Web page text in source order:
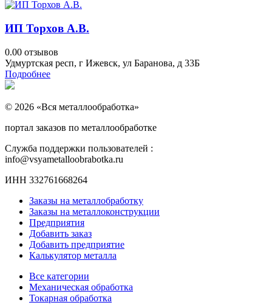
ИП Торхов А.В.
0.00 отзывов
Удмуртская респ, г Ижевск, ул Баранова, д 33Б
Подробнее
© 2026 «Вся металлообработка»
портал заказов по металлообработке
Служба поддержки пользователей :
info@vsyametalloobrabotka.ru
ИНН 332761668264
Заказы на металлобработку
Заказы на металлоконструкции
Предприятия
Добавить заказ
Добавить предприятие
Калькулятор металла
Все категории
Механическая обработка
Токарная обработка